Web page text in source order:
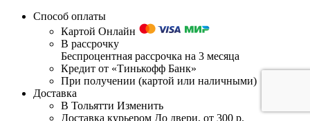
Способ оплаты
Картой Онлайн
В рассрочку
Беспроцентная рассрочка на 3 месяца
Кредит от «Тинькофф Банк»
При получении (картой или наличными)
Доставка
В Тольятти Изменить
Доставка курьером До двери, от 300 р.